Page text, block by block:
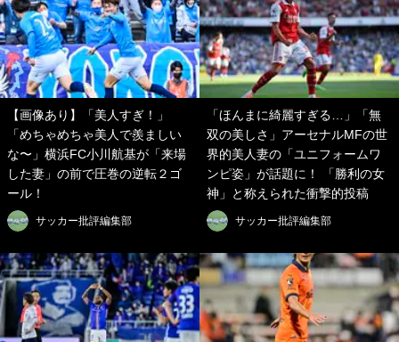
【画像あり】「美人すぎ！」
「めちゃめちゃ美人で羨ましい
な〜」横浜FC小川航基が「来場
した妻」の前で圧巻の逆転２ゴ
ール！
サッカー批評編集部
「ほんまに綺麗すぎる…」「無
双の美しさ」アーセナルMFの世
界的美人妻の「ユニフォームワ
ンピ姿」が話題に！ 「勝利の女
神」と称えられた衝撃的投稿
サッカー批評編集部